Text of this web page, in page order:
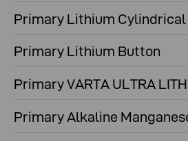
Primary Lithium Cylindrical
Primary Lithium Button
Primary VARTA ULTRA
Primary Alkaline